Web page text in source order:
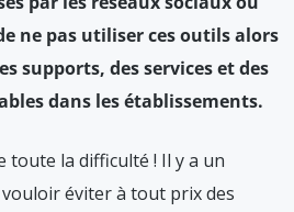
ne pas utiliser ces outils alors
supports, des services et des
dans les établissements.
toute la difficulté ! Il y a un
éviter à tout prix des